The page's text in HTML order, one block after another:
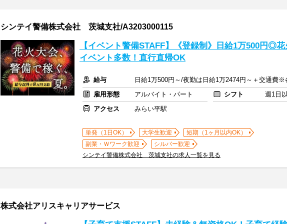
シンテイ警備株式会社 茨城支社/A3203000115
【イベント警備STAFF】《登録制》日給1万500円◎
イベント多数！直行直帰OK
給与
日給1万500円～/夜勤は日給1万2474円～＋交通費※
雇用形態
アルバイト・パート シフト
週1日
アクセス
みらい平駅
単発（1日OK） 大学生歓迎
短期（1ヶ月以内OK）
副業・Ｗワーク歓迎
シルバー歓迎
シンテイ警備株式会社 茨城支社の求人一覧を見る
株式会社アリスキャリアサービス